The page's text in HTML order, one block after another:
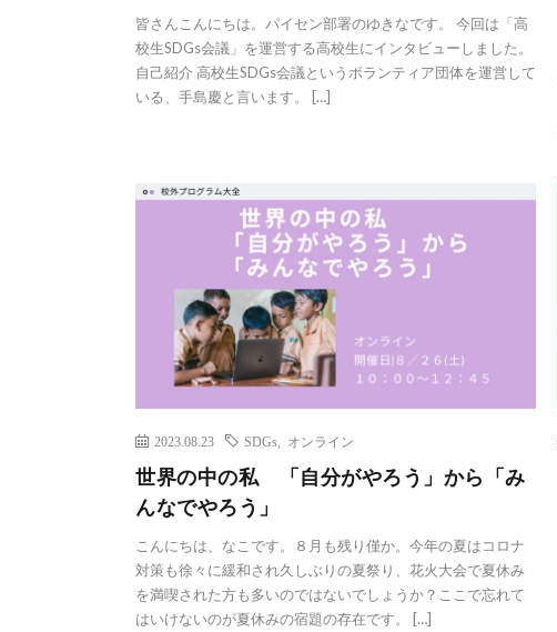
皆さんこんにちは。パイセン部署のゆきなです。 今回は「高
校生SDGs会議」を運営する高校生にインタビューしました。
自己紹介 高校生SDGs会議というボランティア団体を運営して
いる、手島慶と言います。 […]
2023.08.23 SDGs オンライン
世界の中の私 「自分がやろう」から「み
んなでやろう」
こんにちは、なこです。８月も残り僅か。今年の夏はコロナ
対策も徐々に緩和され久しぶりの夏祭り、花火大会で夏休み
を満喫された方も多いのではないでしょうか？ここで忘れて
はいけないのが夏休みの宿題の存在です。 […]